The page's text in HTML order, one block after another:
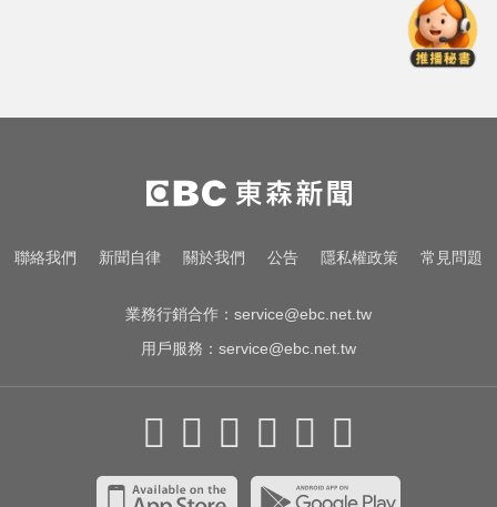
下半身重創身亡
生人迴避！台中海線將送肉粽 路
線、時間曝光
緯創2度延後發放股利成首例 金管
聯絡我們 新聞自律 關於我們 公告 隱私權政策 常見問題
業務行銷合作： service@ebc.net.tw
用戶服務： service@ebc.net.tw